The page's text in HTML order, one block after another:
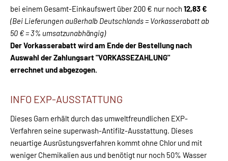
bei einem Gesamt-Einkaufswert über 200 € nur noch 12,83 €
(Bei Lieferungen außerhalb Deutschlands = Vorkasserabatt ab
50 € = 3% umsatzunabhängig)
Der Vorkasserabatt wird am Ende der Bestellung nach
Auswahl der Zahlungsart "VORKASSEZAHLUNG"
errechnet und abgezogen.
INFO EXP-AUSSTATTUNG
Dieses Garn erhält durch das umweltfreundlichen EXP-
Verfahren seine superwash-Antifilz-Ausstattung. Dieses
neuartige Ausrüstungsverfahren kommt ohne Chlor und mit
weniger Chemikalien aus und benötigt nur noch 50% Wasser